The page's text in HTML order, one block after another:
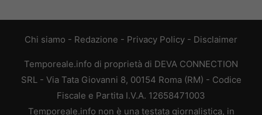
Chi siamo - Redazione - Privacy Policy - Disclaimer
Temporeale.info di proprietà di DEVA CONNECTION
SRL - Via Tata Giovanni 8, 00154 Roma (RM) - Codice
Fiscale e Partita I.V.A. 12658471003
Temporeale.info non è una testata giornalistica, in